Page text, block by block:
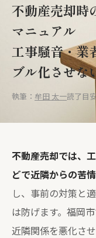
不動産売却時
マニュアル
工事騒音・業
ブル化させな
執筆： 牟田 太一読了目
不動産売却では、
どで近隣からの苦
し、事前の対策と
は防げます。福岡
近隣関係を悪化さ